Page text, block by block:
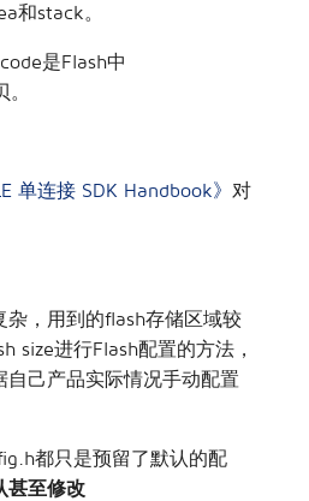
和stack。
是Flash中
单连接 SDK Handbook》 对
杂，用到的flash存储区域较
size进行Flash配置的方法，
自己产品实际情况手动配置
都只是预留了默认的配
甚至修改